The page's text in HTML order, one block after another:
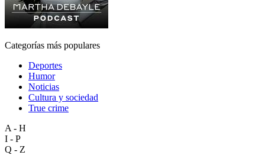
Categorías más populares
Deportes
Humor
Noticias
Cultura y sociedad
True crime
A - H
I - P
Q - Z